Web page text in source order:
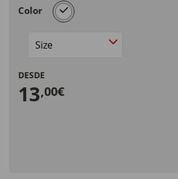
Color selected
Size
DESDE
13,00€